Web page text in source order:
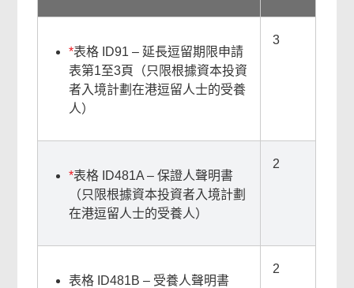
*表格 ID91 – 延長逗留期限申請
表第1至3頁（只限根據資本投資
者入境計劃在港逗留人士的受養
人）
3
*表格 ID481A – 保證人聲明書
（只限根據資本投資者入境計劃
在港逗留人士的受養人）
2
表格 ID481B – 受養人聲明書
2